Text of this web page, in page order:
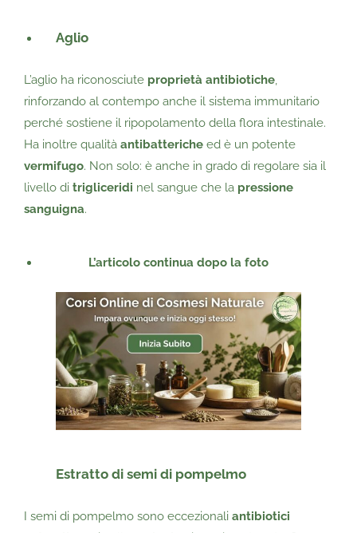
Aglio
L’aglio ha riconosciute proprietà antibiotiche,
rinforzando al contempo anche il sistema immunitario
perché sostiene il ripopolamento della flora intestinale.
Ha inoltre qualità antibatteriche ed è un potente
vermifugo. Non solo: è anche in grado di regolare sia il
livello di trigliceridi nel sangue che la pressione
sanguigna.
L’articolo continua dopo la foto
Estratto di semi di pompelmo
I semi di pompelmo sono eccezionali antibiotici